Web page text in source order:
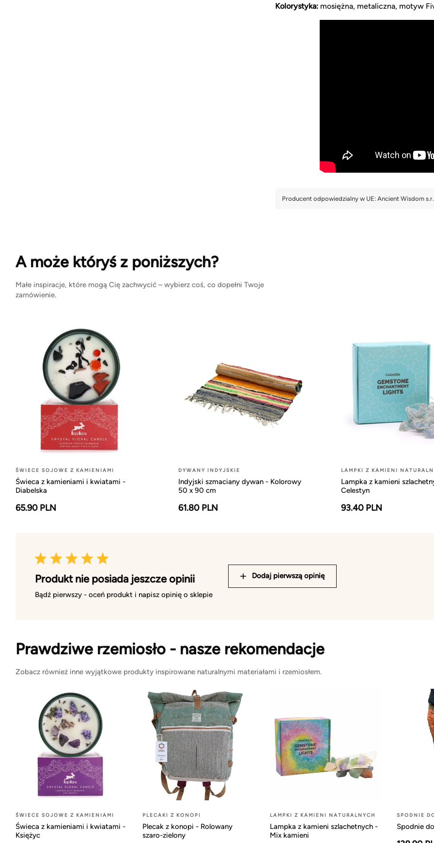
Kolorystyka: mosiężna, metaliczna, motyw
A może któryś z poniższych?
Małe inspiracje, które mogą Cię zachwycić – wybierz coś, co dopełni Twoje
zamówienie.
ŚWIECE SOJOWE Z KAMIENIAMI
Świeca z kamieniami i kwiatami -
Diabelska
65.90 PLN
DYWANY INDYJSKIE
Indyjski szmaciany dywan - Kolorowy
50 x 90 cm
61.80 PLN
LAMPKI Z KAMIENI
Lampka z kamieni
Celestyn
93.40 PLN
Produkt nie posiada jeszcze opinii
Bądź pierwszy - oceń produkt i napisz opinię o sklepie
Dodaj pierwszą opinię
Prawdziwe rzemiosło - nasze rekomendacje
Zobacz również inne wyjątkowe produkty inspirowane naturalnymi materiałami i rzemiosłem.
ŚWIECE SOJOWE Z KAMIENIAMI
Świeca z kamieniami i kwiatami -
Księżyc
PLECAKI Z KONOPI
Plecak z konopi - Rolowany
szaro-zielony
LAMPKI Z KAMIENI NATURALNYCH
Lampka z kamieni szlachetnych -
Mix kamieni
SPODNIE
Spodnie